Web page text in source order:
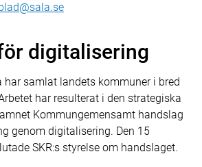
digitalisering
har samlat landets kommuner i bred
har resulterat i den strategiska
Kommungemensamt handslag
genom digitalisering. Den 15
SKR:s styrelse om handslaget.